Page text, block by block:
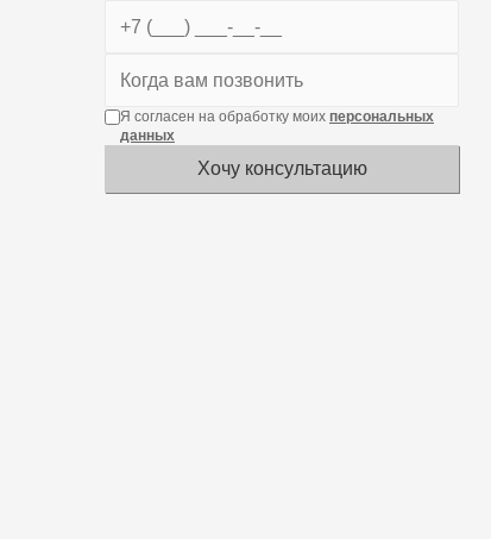
Я согласен на обработку моих персональных
данных
Хочу консультацию